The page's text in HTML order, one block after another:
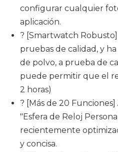
configurar cualquier
aplicación.
? [Smartwatch
pruebas de calidad, y
de polvo, a prueba de
puede permitir que el
2 horas)
? [Más de 20
"Esfera de Reloj
recientemente
y concisa.